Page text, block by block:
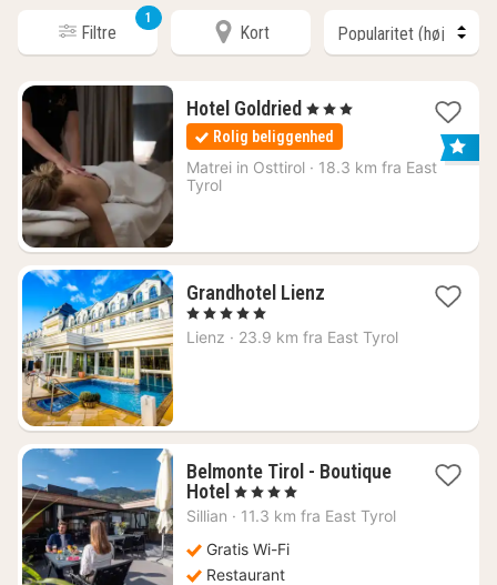
Filtre
1
Kort
Hotel Goldried 1
nat
fra
1226
, 3 Stjerner
Rolig beliggenhed
Matrei in Osttirol · 18.3 km fra East
Tyrol
Grandhotel Lienz1
fra
, 5 Stjerner
Lienz · 23.9 km fra East Tyrol
Belmonte Tirol - Boutique
Hotel 1
nat
1197
kr.
, 4 Stjerner
Sillian · 11.3 km fra East Tyrol
Gratis Wi-Fi
Restaurant